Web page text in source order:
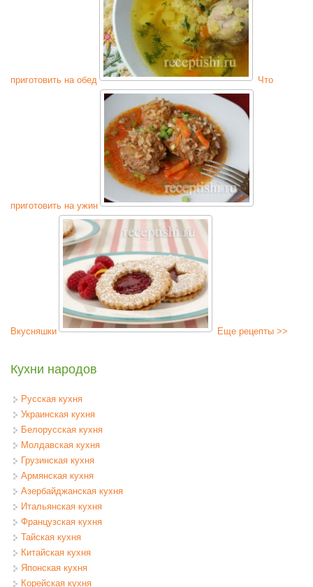
приготовить на обед Что
приготовить на ужин
Вкусняшки Еще рецепты >>
Кухни народов
Русская кухня
Украинская кухня
Белорусская кухня
Молдавская кухня
Грузинская кухня
Армянская кухня
Азербайджанская кухня
Итальянская кухня
Французская кухня
Тайская кухня
Китайская кухня
Японская кухня
Корейская кухня